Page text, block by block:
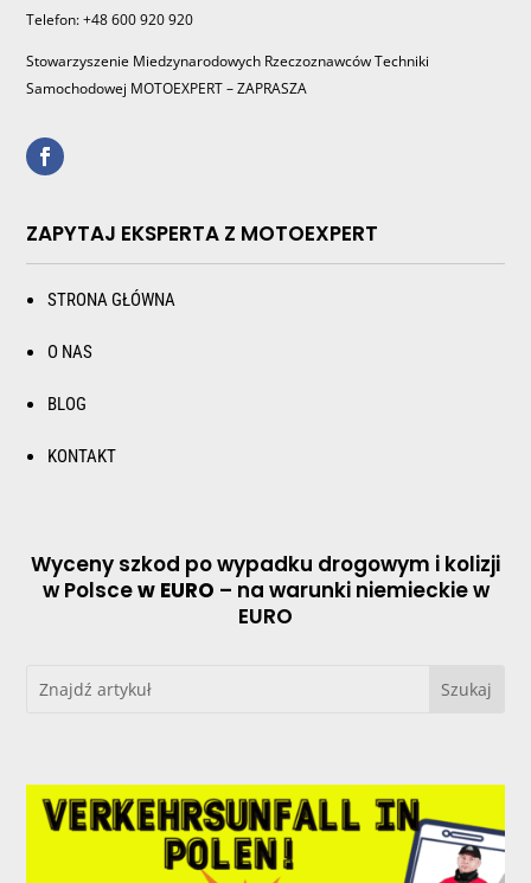
Telefon: +48 600 920 920
Stowarzyszenie Miedzynarodowych Rzeczoznawców Techniki
Samochodowej MOTOEXPERT – ZAPRASZA
ZAPYTAJ EKSPERTA Z MOTOEXPERT
STRONA GŁÓWNA
O NAS
BLOG
KONTAKT
Wyceny szkod po wypadku drogowym i kolizji
w Polscew EURO – na warunki niemieckie w
EURO